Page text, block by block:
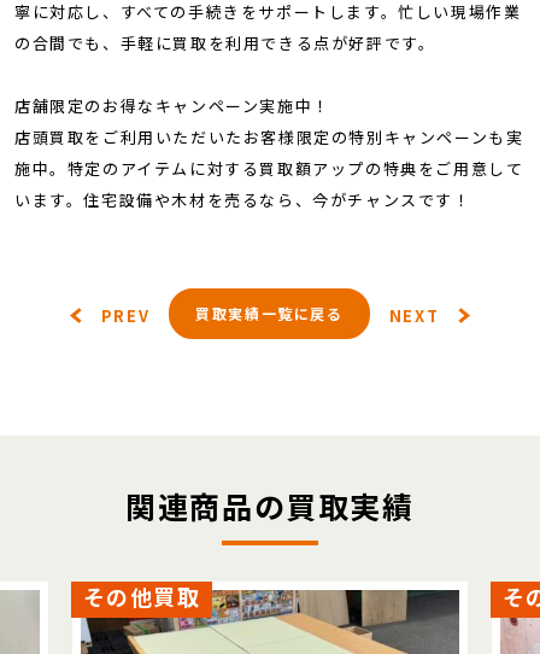
寧に対応し、すべての手続きをサポートします。忙しい現場作業
の合間でも、手軽に買取を利用できる点が好評です。
店舗限定のお得なキャンペーン実施中！
店頭買取をご利用いただいたお客様限定の特別キャンペーンも実
施中。特定のアイテムに対する買取額アップの特典をご用意して
います。住宅設備や木材を売るなら、今がチャンスです！
PREV 買取実績一覧に戻る NEXT
関連商品の買取実績
その他買取 そ